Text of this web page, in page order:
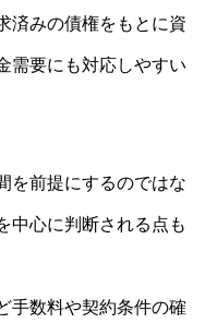
済みの債権をもとに資
需要にも対応しやすい
を前提にするのではな
中心に判断される点も
手数料や契約条件の確